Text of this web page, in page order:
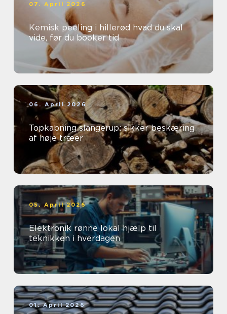
07. April 2026
Kemisk peeling i hillerød hvad du skal
vide, før du booker tid
06. April 2026
Topkabning slangerup: sikker beskæring
af høje træer
05. April 2026
Elektronik rønne lokal hjælp til
teknikken i hverdagen
01. April 2026